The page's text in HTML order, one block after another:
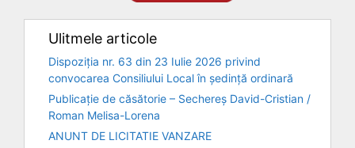
Ulitmele articole
Dispoziția nr. 63 din 23 Iulie 2026 privind
convocarea Consiliului Local în ședință ordinară
Publicație de căsătorie – Sechereș David-Cristian /
Roman Melisa-Lorena
ANUNT DE LICITATIE VANZARE